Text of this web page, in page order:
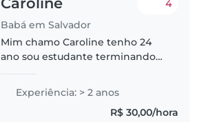
Babá em Salvador
4
Mim chamo Caroline tenho 24
ano sou estudante terminando
um curso de cabeleireira realizar
meu sonhos e meta sou cristão
amo criança sou apaixonada..
Experiência: > 2 anos
R$ 30,00/hora